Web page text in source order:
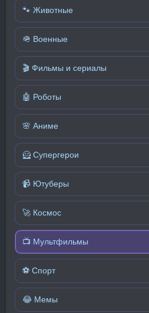
🐾 Животные
🪖 Военные
🎬 Фильмы и сериалы
🤖 Роботы
🌸 Аниме
🦸 Супергерои
📹 Ютуберы
🚀 Космос
📺 Мультфильмы
⚽ Спорт
😂 Мемы